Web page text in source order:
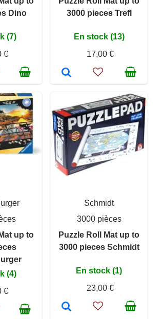
Dino
(7)
€
3000 pieces Trefl
En stock (13)
17,00 €
up to
(4)
€
Schmidt
3000 pièces
Puzzle Roll Mat up to
3000 pieces Schmidt
En stock (1)
23,00 €